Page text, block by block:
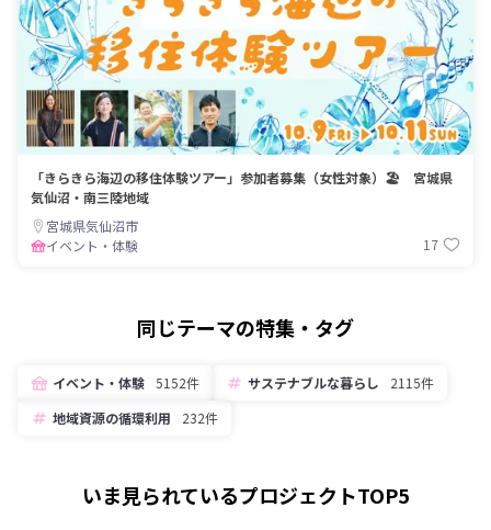
「きらきら海辺の移住体験ツアー」参加者募集（女性対象）🏖️ 宮城県
気仙沼・南三陸地域
宮城県気仙沼市
イベント・体験
17
同じテーマの特集・タグ
イベント・体験 5152件 サステナブルな暮らし
2115件
地域資源の循環利用
232件
いま見られているプロジェクトTOP5